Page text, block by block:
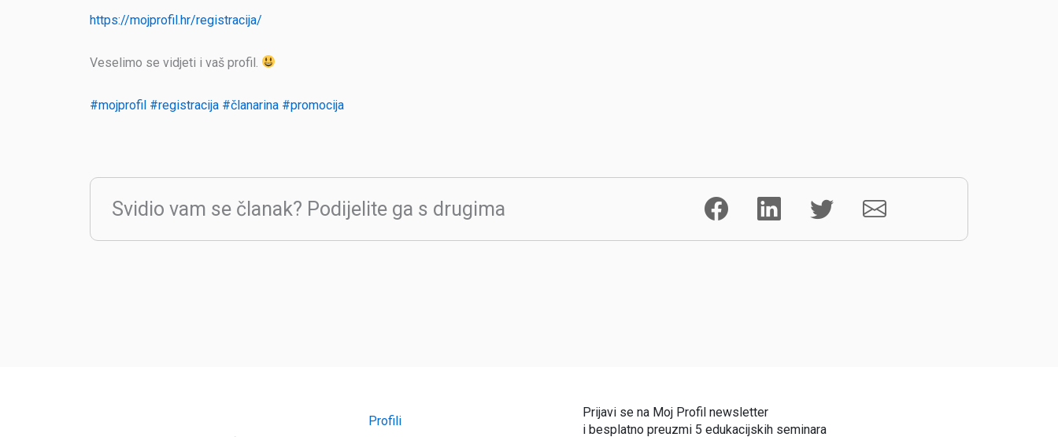
https://mojprofil.hr/registracija/
Veselimo se vidjeti i vaš profil.
#mojprofil #registracija #članarina #promocija
Svidio vam se članak? Podijelite ga s drugima
Profili
Prijavi se na Moj Profil newsletter
i besplatno preuzmi 5 edukacijskih seminara